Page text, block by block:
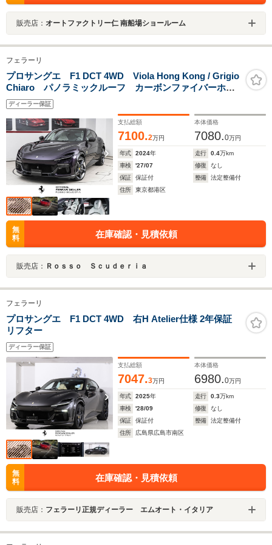
販売店： オートファクトリー仁 南船場ショールーム
フェラーリ
プロサングエ F1 DCT 4WD Viola Hong Kong / Grigio
Chiaro パノラミックルーフ カーボンファイバーホイ
ールアーチ カーボンリアディフューザー カーボンフ
ァイバードアミラー ハイエンドオーディオシステム
サラウンドビュー
ディーラー保証
支払総額
7100.2万円
本体価格
7080.0万円
年式 2024年 走行 0.4万km
車検
'27/07 修復
なし
保証
保証付 整備
法定整備付
住所
東京都港区
無
料
在庫確認・見積依頼
販売店： Ｒｏｓｓｏ Ｓｃｕｄｅｒｉａ
フェラーリ
プロサングエ F1 DCT 4WD 右H Atelier仕様 2年保証
リフター
ディーラー保証
支払総額
7047.3万円
本体価格
6980.0万円
年式 2025年 走行 0.3万km
車検
'28/09 修復
なし
保証
保証付 整備
法定整備付
住所
広島県広島市南区
無
料
在庫確認・見積依頼
販売店： フェラーリ正規ディーラー エムオート・イタリア